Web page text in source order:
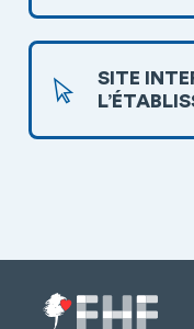
SITE